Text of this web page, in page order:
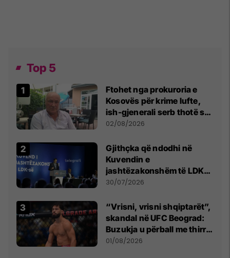
Top 5
Ftohet nga prokuroria e
Kosovës për krime lufte,
ish-gjenerali serb thotë se
dikush e tradhtoi në
02/08/2026
Gjithçka që ndodhi në
Kuvendin e
jashtëzakonshëm të LDK-
së
30/07/2026
“Vrisni, vrisni shqiptarët”,
skandal në UFC Beograd:
Buzukja u përball me thirrje
anti-shqiptare nga
01/08/2026